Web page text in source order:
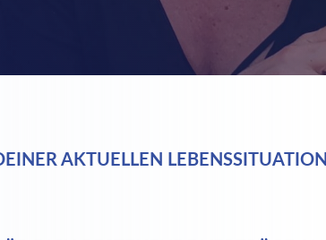
AKTUELLEN LEBENSSITUATION